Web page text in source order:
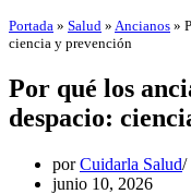
Portada » Salud » Ancianos »
ciencia y prevención
Por qué los
despacio:
porCuidarla Salud
junio 10, 2026